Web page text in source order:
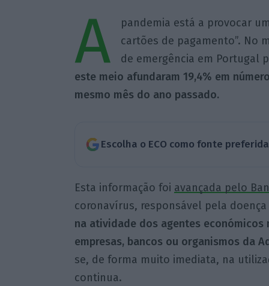
A
pandemia está a provocar
cartões de pagamento”. No
de emergência em Portugal
este meio afundaram 19,4% em
mesmo mês do ano passado.
Escolha o ECO como fonte
Esta informação foi avançada pelo
coronavírus, responsável pela doença
na atividade dos agentes económicos
empresas, bancos ou organismos da
se, de forma muito imediata, na
continua.